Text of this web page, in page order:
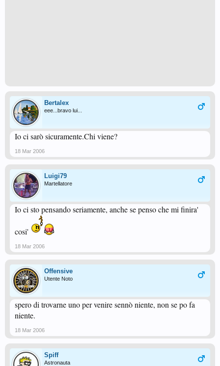
Bertalex
eee...bravo lui...
Io ci sarò sicuramente.Chi viene?
18 Mar 2006
Luigi79
Martellatore
Io ci sto pensando seriamente, anche se penso che mi finira'
cosi'
18 Mar 2006
Offensive
Utente Noto
spero di trovarne uno per venire sennò niente, non se po fa
niente.
18 Mar 2006
Spiff
Astronauta